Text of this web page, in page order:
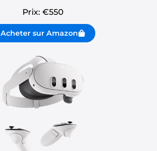
Prix: €550
Acheter sur Amazon